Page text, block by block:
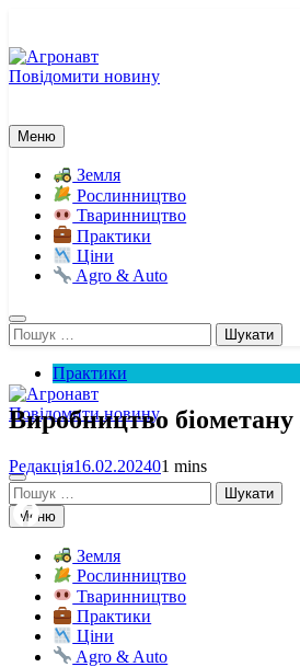
вмісту
Повідомити новину
Меню
Земля
Рослинництво
Тваринництво
Практики
Ціни
Agro & Auto
Пошук:
Агронавт
Новини українського агробізнесу
Повідомити новину
Пошук:
Меню
Земля
Рослинництво
Тваринництво
Практики
Ціни
Agro & Auto
Практики
Виробництво біометану
Редакція16.02.202401 mins
Facebook
Telegram
Viber